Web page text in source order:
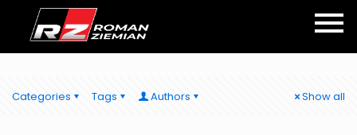
Categories Tags Authors Show all